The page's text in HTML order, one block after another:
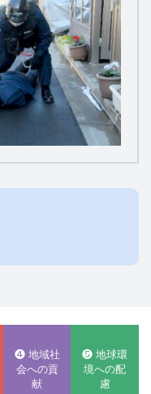
❹ 地域社
会への貢
献
❺ 地球環
境への配
慮